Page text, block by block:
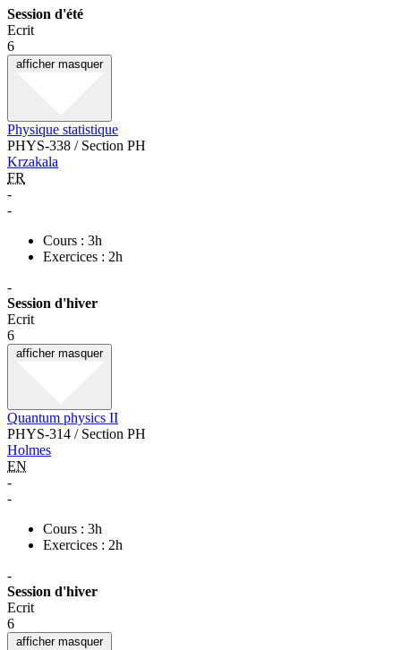
Session d'été
Ecrit
6
afficher masquer
Physique statistique
PHYS-338 / Section PH
Krzakala
FR
-
-
Cours : 3h
Exercices : 2h
-
Session d'hiver
Ecrit
6
afficher masquer
Quantum physics II
PHYS-314 / Section PH
Holmes
EN
-
-
Cours : 3h
Exercices : 2h
-
Session d'hiver
Ecrit
6
afficher masquer